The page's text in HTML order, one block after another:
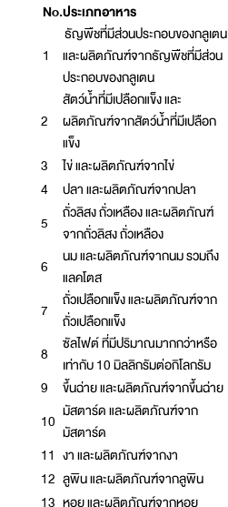
No.ประเภทอาหาร
1
ธัญพืชที่มีส่วนประกอบของกลูเตน
และผลิตภัณฑ์จากธัญพืชที่มีส่วน
ประกอบของกลูเตน
2
สัตว์น้ำที่มีเปลือกแข็ง และ
ผลิตภัณฑ์จากสัตว์น้ำที่มีเปลือก
แข็ง
3
ไข่ และผลิตภัณฑ์จากไข่
4
ปลา และผลิตภัณฑ์จากปลา
5
ถั่วลิสง ถั่วเหลือง และผลิตภัณฑ์
จากถั่วลิสง ถั่วเหลือง
6
นม และผลิตภัณฑ์จากนม รวมถึง
แลคโตส
7
ถั่วเปลือกแข็ง และผลิตภัณฑ์จาก
ถั่วเปลือกแข็ง
8
ซัลไฟต์ ที่มีปริมาณมากกว่าหรือ
เท่ากับ 10 มิลลิกรัมต่อกิโลกรัม
9
ขึ้นฉ่าย และผลิตภัณฑ์จากขึ้นฉ่าย
10 มัสตาร์ด และผลิตภัณฑ์จาก
มัสตาร์ด
11 งา และผลิตภัณฑ์จากงา
12 ลูพิน และผลิตภัณฑ์จากลูพิน